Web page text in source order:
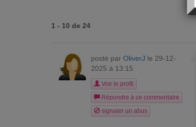
1 - 10 de 24
posté par OliverJ le 29-12-
2025 à 13:15
Voir le profil
Répondre à ce commentaire
signaler un abus